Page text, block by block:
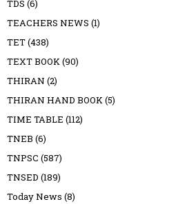
TDS (6)
TEACHERS NEWS (1)
TET(438)
TEXT BOOK(90)
THIRAN (2)
THIRAN HAND BOOK(5)
TIME TABLE (112)
TNEB (6)
TNPSC (587)
TNSED (189)
Today News (8)